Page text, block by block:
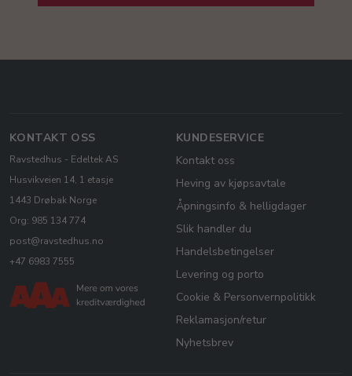
KONTAKT OSS
Ravstedhus - Edeltek AS
Husvikveien 14, 1 etasje
1443 Drøbak Norge
Org: 985 134 774
post@ravstedhus.no
+47 6983 7555
KUNDESERVICE
Kontakt oss
Heving av kjøpsavtale
Åpningsinfo & helligdager
Slik handler du
Handelsbetingelser
Levering og porto
Cookie & Personvernpolitikk
Reklamasjon/retur
Nyhetsbrev